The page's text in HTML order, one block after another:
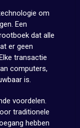
om
Een
dat alle
er geen
transactie
computers,
is.
voordelen.
traditionele
hebben